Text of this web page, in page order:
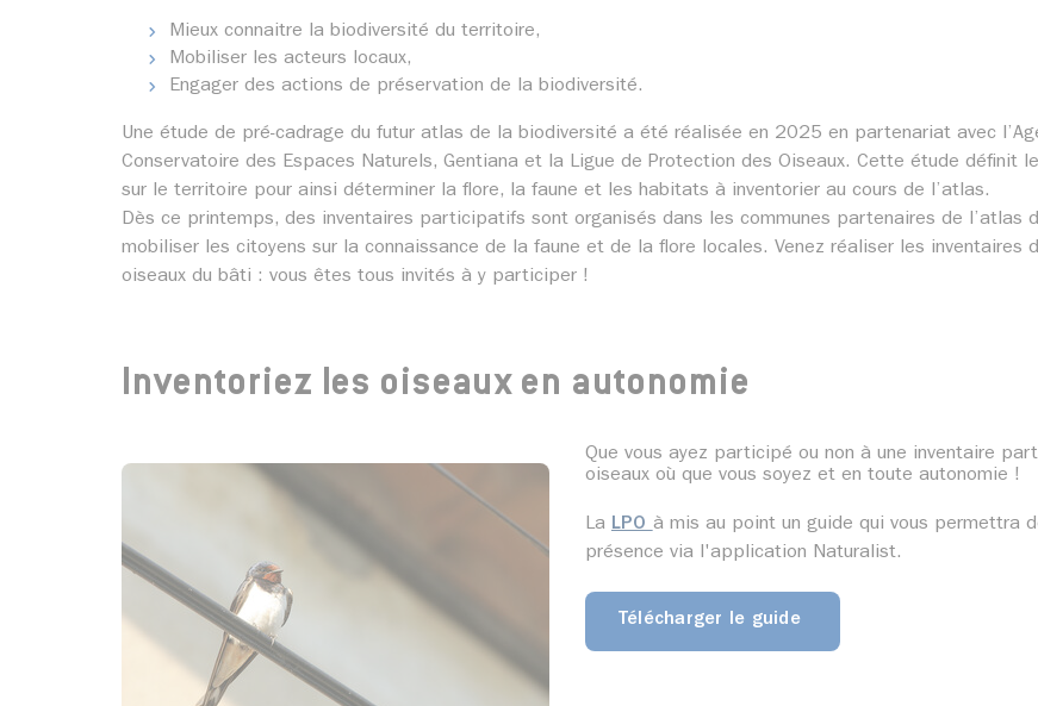
Mieux connaitre la biodiversité du territoire,
Mobiliser les acteurs locaux,
Engager des actions de préservation de la biodiversité.
Une étude de pré-cadrage du futur atlas de la biodiversité a été réalisée en 2025 en partenariat avec
Conservatoire des Espaces Naturels, Gentiana et la Ligue de Protection des Oiseaux. Cette étude définit
sur le territoire pour ainsi déterminer la flore, la faune et les habitats à inventorier au cours de l’atlas.
Dès ce printemps, des inventaires participatifs sont organisés dans les communes partenaires de l’atlas
mobiliser les citoyens sur la connaissance de la faune et de la flore locales. Venez réaliser les inventaires
oiseaux du bâti : vous êtes tous invités à y participer !
Inventoriez les oiseaux en autonomie
Que vous ayez participé ou non à une inventaire
oiseaux où que vous soyez et en toute autonomie !
La LPO à mis au point un guide qui vous permettra
présence via l'application Naturalist.
Télécharger le guide